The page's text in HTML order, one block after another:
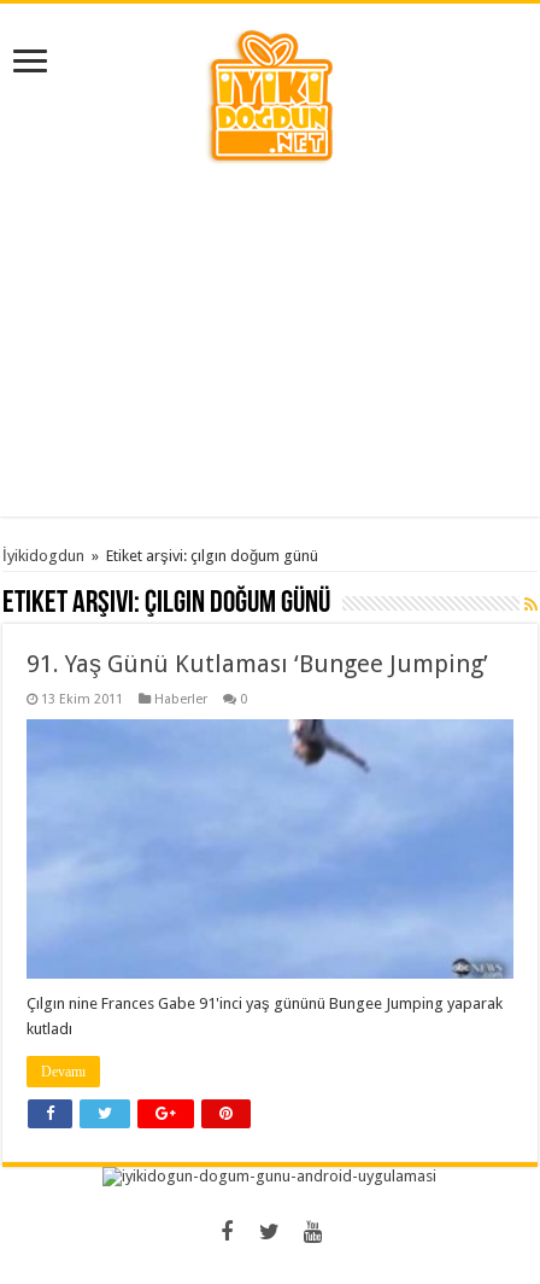
İyikidogdun » Etiket arşivi: çılgın doğum günü
Etiket arşivi:çılgın doğum günü
91. Yaş Günü Kutlaması ‘Bungee Jumping’
13 Ekim 2011 Haberler 0
Çılgın nine Frances Gabe 91'inci yaş gününü Bungee Jumping yaparak
kutladı
Devamı